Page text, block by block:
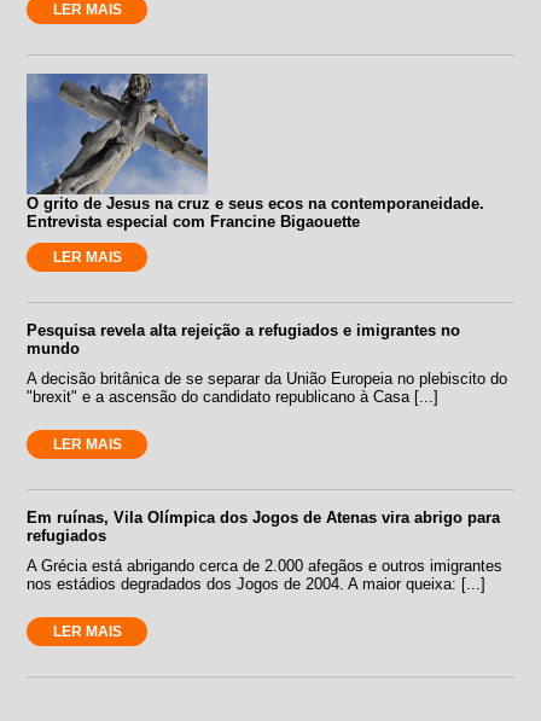
LER MAIS
O grito de Jesus na cruz e seus ecos na contemporaneidade.
Entrevista especial com Francine Bigaouette
LER MAIS
Pesquisa revela alta rejeição a refugiados e imigrantes no
mundo
A decisão britânica de se separar da União Europeia no plebiscito do
"brexit" e a ascensão do candidato republicano à Casa [...]
LER MAIS
Em ruínas, Vila Olímpica dos Jogos de Atenas vira abrigo para
refugiados
A Grécia está abrigando cerca de 2.000 afegãos e outros imigrantes
nos estádios degradados dos Jogos de 2004. A maior queixa: [...]
LER MAIS